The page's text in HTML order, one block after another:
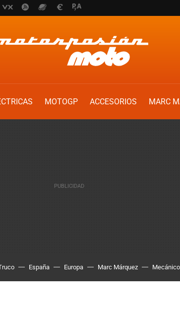
MOTOGP ACCESORIOS
MARC
España Europa Marc Márquez Mecánico